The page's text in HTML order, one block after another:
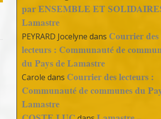
par ENSEMBLE ET
Lamastre
PEYRARD Jocelyne dans Courrier des
lecteurs : Communauté de
du Pays de Lamastre
Carole dans Courrier des lecteurs :
Communauté de communes du
Lamastre